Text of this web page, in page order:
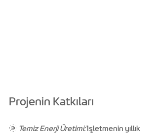
Projenin Katkıları
🌞 Temiz Enerji Üretimi: İşletmenin yıllık